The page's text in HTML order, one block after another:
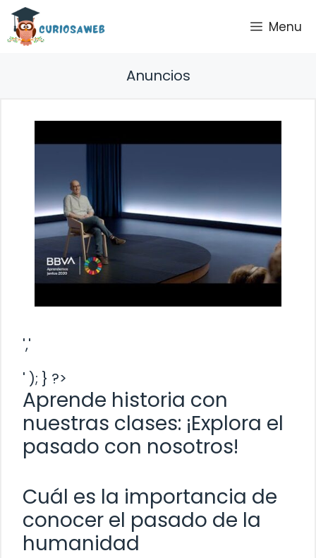
Saltar
contenido
Menu
Anuncios
','
' ); } ?>
Aprende historia con
nuestras clases: ¡Explora el
pasado con nosotros!
Cuál es la importancia de
conocer el pasado de la
humanidad